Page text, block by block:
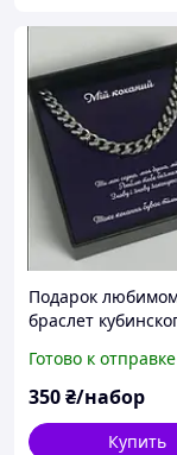
Подарок
браслет
нержавеющей
поздравительной
Готово к отправке
350₴/набор
Купить